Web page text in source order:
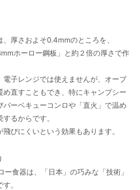
厚さおよそ0.4mmのところを、
ホーロー鋼板」と約２倍の厚さで作
電子レンジでは使えませんが、オーブ
め直すこともでき、特にキャンプシー
バーベキューコンロや「直火」で温め
るからです。
びにくいという効果もあります。
食器は、「日本」の巧みな「技術」
。